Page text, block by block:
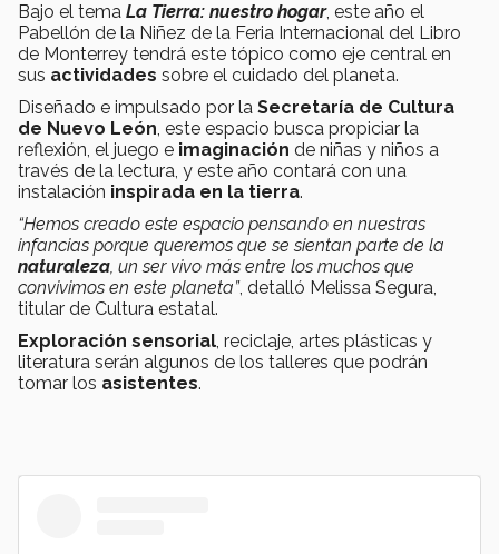
Bajo el tema La Tierra: nuestro hogar, este año el
Pabellón de la Niñez de la Feria Internacional del Libro
de Monterrey tendrá este tópico como eje central en
sus actividades sobre el cuidado del planeta.
Diseñado e impulsado por la Secretaría de Cultura
de Nuevo León, este espacio busca propiciar la
reflexión, el juego e imaginación de niñas y niños a
través de la lectura, y este año contará con una
instalación inspirada en la tierra.
“Hemos creado este espacio pensando en nuestras
infancias porque queremos que se sientan parte de la
naturaleza, un ser vivo más entre los muchos que
convivimos en este planeta”, detalló Melissa Segura,
titular de Cultura estatal.
Exploración sensorial, reciclaje, artes plásticas y
literatura serán algunos de los talleres que podrán
tomar los asistentes.